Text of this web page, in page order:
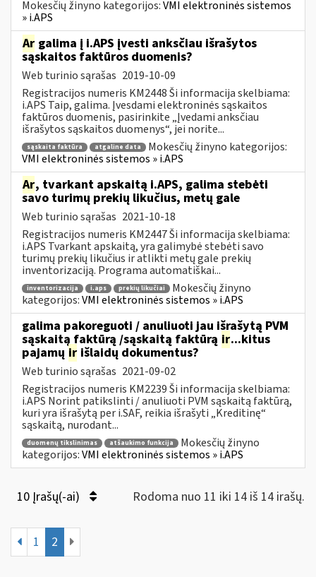
Mokesčių žinyno kategorijos:VMI elektroninės sistemos
» i.APS
Ar galima į i.APS įvesti anksčiau išrašytos
sąskaitos faktūros duomenis?
Web turinio sąrašas 2019-10-09
Registracijos numeris KM2448 Ši informacija skelbiama:
i.APS Taip, galima. Įvesdami elektroninės sąskaitos
faktūros duomenis, pasirinkite „Įvedami anksčiau
išrašytos sąskaitos duomenys“, jei norite...
sąskaita faktūra atgaline data
Mokesčių žinyno kategorijos:
VMI elektroninės sistemos » i.APS
Ar, tvarkant apskaitą i.APS, galima stebėti
savo turimų prekių likučius, metų gale
Web turinio sąrašas 2021-10-18
Registracijos numeris KM2447 Ši informacija skelbiama:
i.APS Tvarkant apskaitą, yra galimybė stebėti savo
turimų prekių likučius ir atlikti metų gale prekių
inventorizaciją. Programa automatiškai...
inventorizacija i.aps prekių likučiai
Mokesčių žinyno
kategorijos:VMI elektroninės sistemos » i.APS
galima pakoreguoti / anuliuoti jau išrašytą PVM
sąskaitą faktūrą /sąskaitą faktūrą ir...kitus
pajamų ir išlaidų dokumentus?
Web turinio sąrašas 2021-09-02
Registracijos numeris KM2239 Ši informacija skelbiama:
i.APS Norint patikslinti / anuliuoti PVM sąskaitą faktūrą,
kuri yra išrašytą per i.SAF, reikia išrašyti „Kreditinę“
sąskaitą, nurodant...
duomenų tikslinimas atšaukimo funkcija
Mokesčių žinyno
kategorijos:VMI elektroninės sistemos » i.APS
10 Įrašų(-ai) Rodoma nuo 11 iki 14 iš 14 irašų.
1 2